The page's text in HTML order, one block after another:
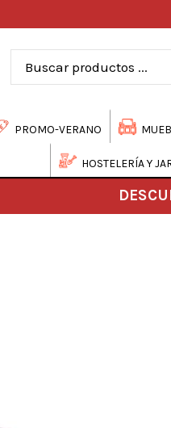
PROMO-VERANO
HOSTELERÍA Y